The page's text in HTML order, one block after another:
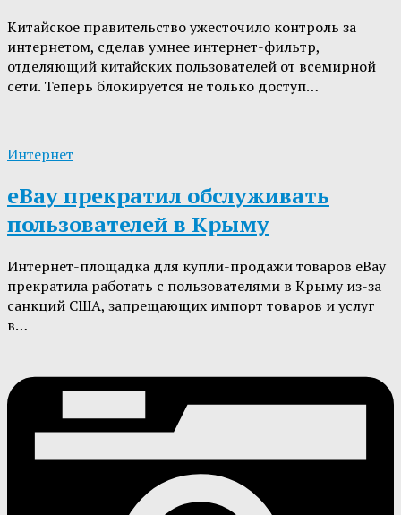
Китайское правительство ужесточило контроль за
интернетом, сделав умнее интернет-фильтр,
отделяющий китайских пользователей от всемирной
сети. Теперь блокируется не только доступ…
Интернет
eBay прекратил обслуживать
пользователей в Крыму
Интернет-площадка для купли-продажи товаров eBay
прекратила работать с пользователями в Крыму из-за
санкций США, запрещающих импорт товаров и услуг
в…